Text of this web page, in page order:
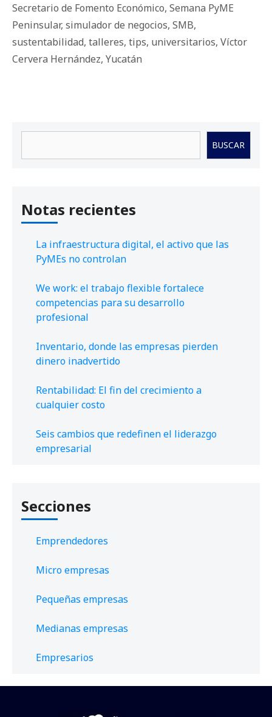
Secretario de Fomento Económico, Semana PyME
Peninsular, simulador de negocios, SMB,
sustentabilidad, talleres, tips, universitarios, Víctor
Cervera Hernández, Yucatán
BUSCAR
Notas recientes
La infraestructura digital, el activo que las
PyMEs no controlan
We work: el trabajo flexible fortalece
competencias para su desarrollo
profesional
Inventario, donde las empresas pierden
dinero inadvertido
Rentabilidad: El fin del crecimiento a
cualquier costo
Seis cambios que redefinen el liderazgo
empresarial
Secciones
Emprendedores
Micro empresas
Pequeñas empresas
Medianas empresas
Empresarios